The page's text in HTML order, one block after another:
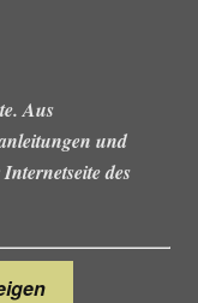
Aus
und
des